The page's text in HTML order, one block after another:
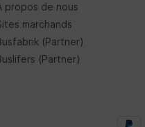
propos de nous
marchands
(Partner)
(Partner)